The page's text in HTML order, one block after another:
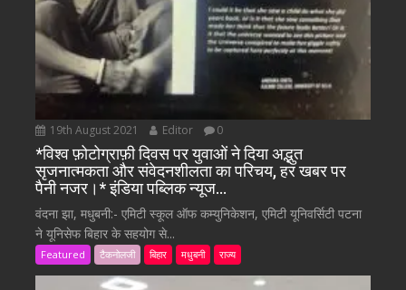
19th August 2021 Editor 0
*विश्व फ़ोटोग्राफ़ी दिवस पर युवाओं ने दिया अद्भुत
सृजनात्मकता और संवेदनशीलता का परिचय, हर खबर पर
पैनी नजर।* इंडिया पब्लिक न्यूज…
वंदना झा, मधुबनी:- एमिटी स्कूल ऑफ कम्युनिकेशन, एमिटी यूनिवर्सिटी पटना
ने यूनिसेफ बिहार के सहयोग से...
Featured टैकनोलजी बिहार मधुबनी राज्य